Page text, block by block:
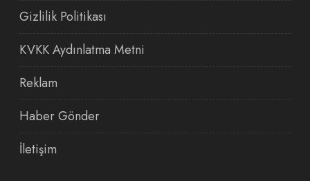
Gizlilik Politikası
KVKK Aydınlatma Metni
Reklam
Haber Gönder
İletişim